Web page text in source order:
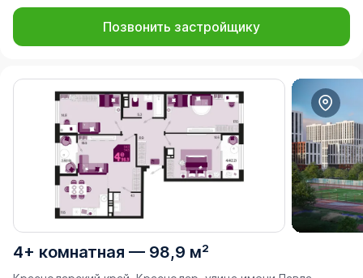
Позвонить застройщику
4+ комнатная — 98,9 м²